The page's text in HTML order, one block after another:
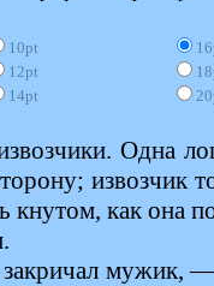
10pt
12pt
14pt
Одна
извозчик
кнутом, как она
мужик, —